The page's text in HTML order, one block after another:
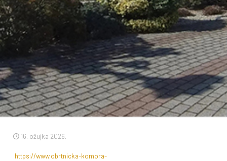
16. ožujka 2026.
https://www.obrtnicka-komora-